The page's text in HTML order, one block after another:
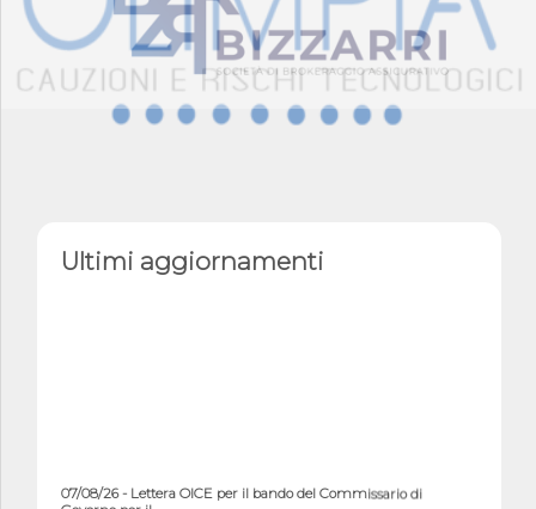
Ultimi aggiornamenti
07/08/26 - Lettera OICE per il bando del Commissario di
Governo per il ...